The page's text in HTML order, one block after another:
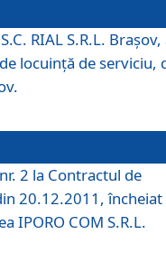
RIAL S.R.L. Brașov,
locuință de serviciu,
2 la Contractul de
20.12.2011, încheiat
IPORO COM S.R.L.